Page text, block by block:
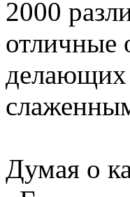
2000
отличные
делающих
Думая о